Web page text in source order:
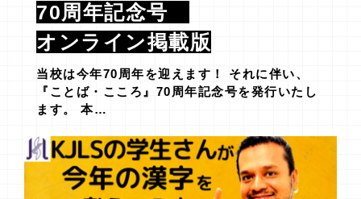
70周年記念号
オンライン掲載版
当校は今年70周年を迎えます！ それに伴い、
『ことば・こころ』70周年記念号を発行いたし
ます。 本…